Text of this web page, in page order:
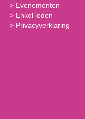
> Evenementen
> Enkel leden
> Privacyverklaring